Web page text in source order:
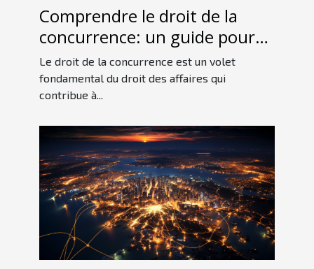
Comprendre le droit de la
concurrence: un guide pour
les débutants
Le droit de la concurrence est un volet
fondamental du droit des affaires qui
contribue à...